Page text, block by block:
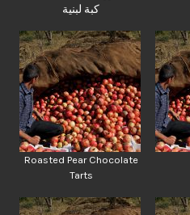
كبة لبنية
Roasted Pear Chocolate
Tarts